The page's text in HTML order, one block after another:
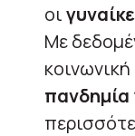
οι
Με
πανδημία